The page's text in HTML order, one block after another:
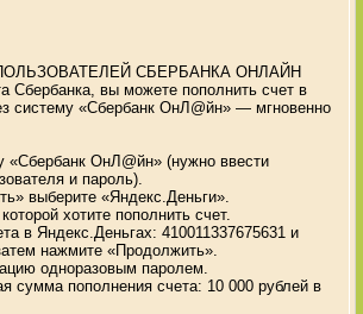
СБЕРБАНКА ОНЛАЙН
Сбербанка, вы можете пополнить счет в
систему «Сбербанк ОнЛ@йн» — мгновенно
«Сбербанк ОнЛ@йн» (нужно ввести
и пароль).
выберите «Яндекс.Деньги».
хотите пополнить счет.
в Яндекс.Деньгах: 410011337675631 и
нажмите «Продолжить».
одноразовым паролем.
сумма пополнения счета: 10 000 рублей в